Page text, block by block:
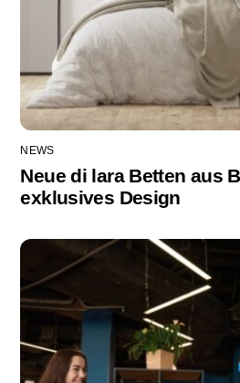
NEWS
Neue di lara Betten aus
exklusives Design